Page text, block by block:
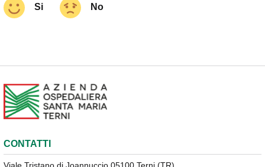
Si No
CONTATTI
Viale Tristano di Joannuccio 05100 Terni (TR)